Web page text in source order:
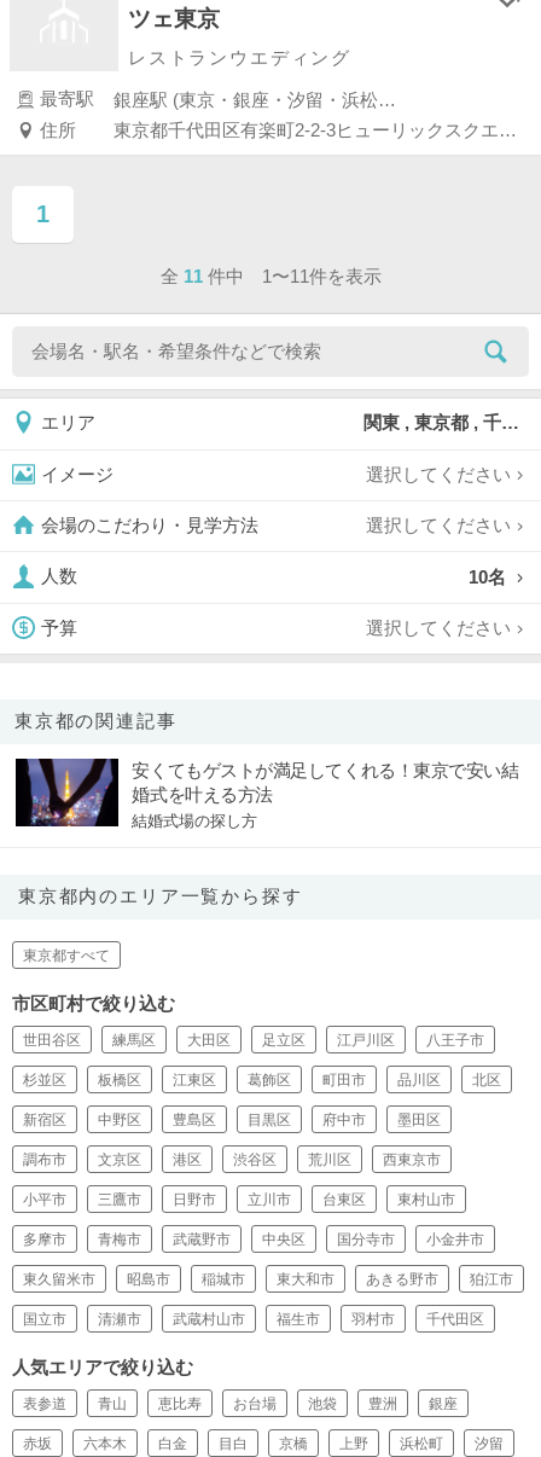
ツェ東京
レストランウエディング
最寄駅
銀座駅 (東京・銀座・汐留・浜松町・品川・上野・浅草)
住所
東京都千代田区有楽町2-2-3ヒューリックスクエア東京3F
1
ページ目
全 11 件中 1〜11件を表示
エリア 関東 , 東京都 , 千代田区
イメージ 選択してください
会場のこだわり・見学方法 選択してください
人数 10名
予算 選択してください
東京都の関連記事
安くてもゲストが満足してくれる！東京で安い結
婚式を叶える方法
結婚式場の探し方
東京都内のエリア一覧から探す
東京都すべて
市区町村で絞り込む
世田谷区 練馬区 大田区 足立区 江戸川区 八王子市
杉並区 板橋区 江東区 葛飾区 町田市 品川区 北区
新宿区 中野区 豊島区 目黒区 府中市 墨田区
調布市 文京区 港区 渋谷区 荒川区 西東京市
小平市 三鷹市 日野市 立川市 台東区 東村山市
多摩市 青梅市 武蔵野市 中央区 国分寺市 小金井市
東久留米市 昭島市 稲城市 東大和市 あきる野市 狛江市
国立市 清瀬市 武蔵村山市 福生市 羽村市 千代田区
人気エリアで絞り込む
表参道 青山 恵比寿 お台場 池袋 豊洲 銀座
赤坂 六本木 白金 目白 京橋 上野 浜松町 汐留